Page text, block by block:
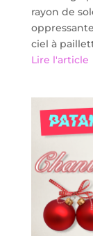
rayon de
ciel à
Lire l'article